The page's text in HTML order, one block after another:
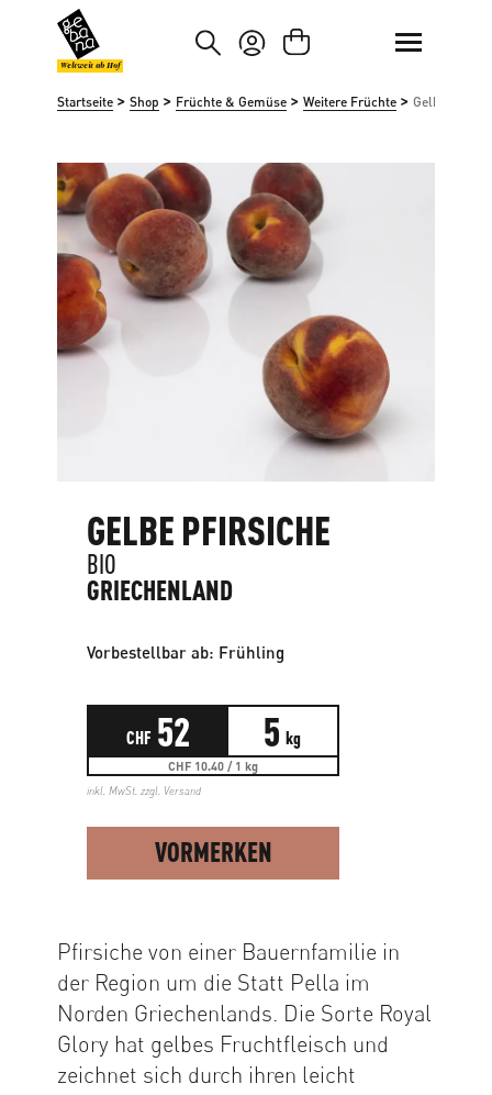
Hauptinhalt springen
Zur Suche springen
Weltweit ab Hof
Startseite > Shop > Früchte & Gemüse > Weitere Früchte > Gelbe
Bildergalerie überspringen
GELBE PFIRSICHE
BIO
GRIECHENLAND
Vorbestellbar ab: Frühling
CHF 52 5 kg
CHF 10.40 / 1 kg
inkl. MwSt. zzgl. Versand
VORMERKEN
Pfirsiche von einer Bauernfamilie in
der Region um die Statt Pella im
Norden Griechenlands. Die Sorte Royal
Glory hat gelbes Fruchtfleisch und
zeichnet sich durch ihren leicht